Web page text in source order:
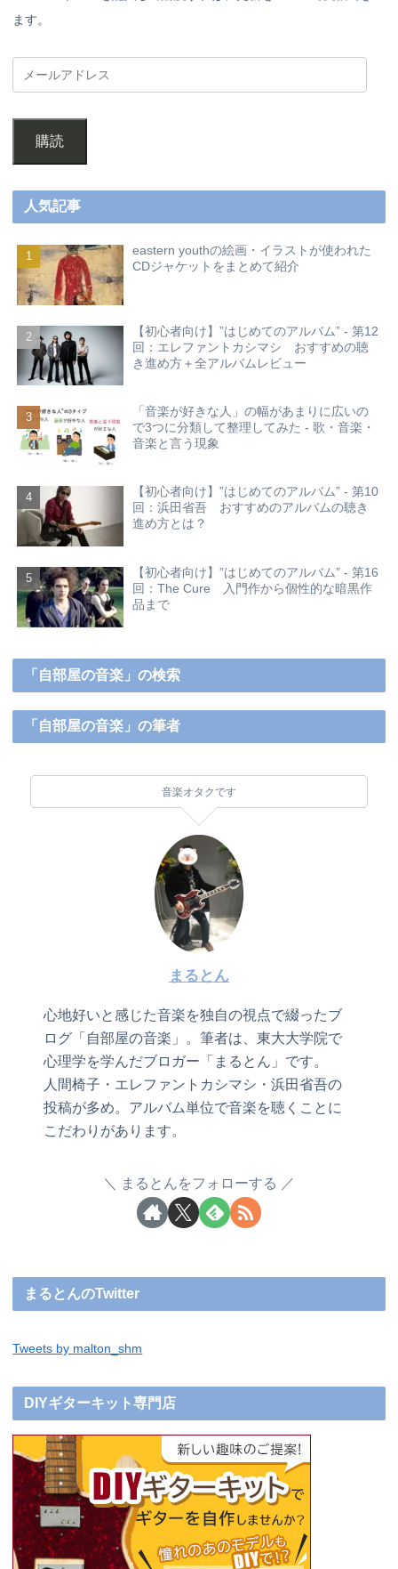
ます。
購読
人気記事
eastern youthの絵画・イラストが使われた
CDジャケットをまとめて紹介
【初心者向け】”はじめてのアルバム” - 第12
回：エレファントカシマシ おすすめの聴
き進め方＋全アルバムレビュー
「音楽が好きな人」の幅があまりに広いの
で3つに分類して整理してみた - 歌・音楽・
音楽と言う現象
【初心者向け】”はじめてのアルバム” - 第10
回：浜田省吾 おすすめのアルバムの聴き
進め方とは？
【初心者向け】”はじめてのアルバム” - 第16
回：The Cure 入門作から個性的な暗黒作
品まで
「自部屋の音楽」の検索
「自部屋の音楽」の筆者
音楽オタクです
まるとん
心地好いと感じた音楽を独自の視点で綴ったブ
ログ「自部屋の音楽」。筆者は、東大大学院で
心理学を学んだブロガー「まるとん」です。
人間椅子・エレファントカシマシ・浜田省吾の
投稿が多め。アルバム単位で音楽を聴くことに
こだわりがあります。
まるとんをフォローする
まるとんのTwitter
Tweets by malton_shm
DIYギターキット専門店